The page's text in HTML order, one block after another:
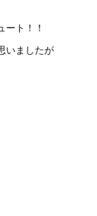
ト！！
いましたが